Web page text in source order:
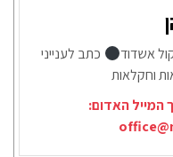
אשדוד
כתב לענייני
וחקלאות
המייל האדום: